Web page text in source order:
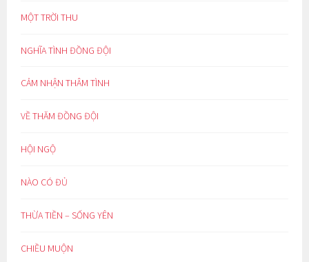
MỘT TRỜI THU
NGHĨA TÌNH ĐỒNG ĐỘI
CẢM NHẬN THÂM TÌNH
VỀ THĂM ĐỒNG ĐỘI
HỘI NGỘ
NÀO CÓ ĐỦ
THỪA TIỀN – SỐNG YÊN
CHIỀU MUỘN